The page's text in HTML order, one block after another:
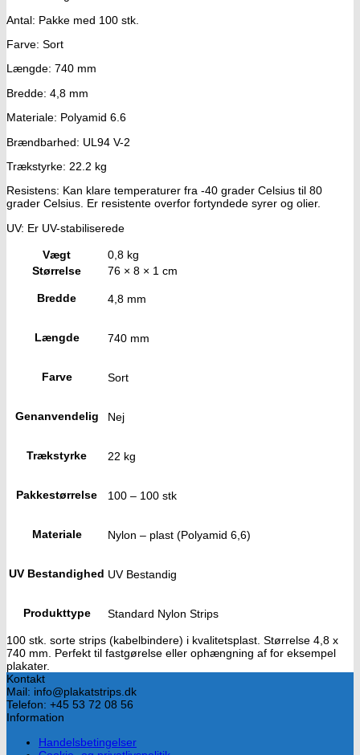
Antal: Pakke med 100 stk.
Farve: Sort
Længde: 740 mm
Bredde: 4,8 mm
Materiale: Polyamid 6.6
Brændbarhed: UL94 V-2
Trækstyrke: 22.2 kg
Resistens: Kan klare temperaturer fra -40 grader Celsius til 80
grader Celsius. Er resistente overfor fortyndede syrer og olier.
UV: Er UV-stabiliserede
Vægt
0,8 kg
Størrelse
76 × 8 × 1 cm
Bredde 4,8 mm
Længde 740 mm
Farve Sort
Genanvendelig Nej
Trækstyrke 22 kg
Pakkestørrelse 100 – 100 stk
Materiale Nylon – plast (Polyamid 6,6)
UV Bestandighed UV Bestandig
Produkttype Standard Nylon Strips
100 stk. sorte strips (kabelbindere) i kvalitetsplast. Størrelse 4,8 x
740 mm. Perfekt til fastgørelse eller ophængning af for eksempel
plakater.
Kontakt
Mail: info@plakatstrips.dk
Telefon: +45 53 72 08 56
Information
Handelsbetingelser